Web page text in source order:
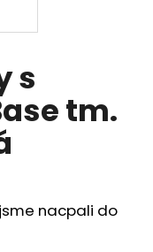
s
tm.
nacpali do